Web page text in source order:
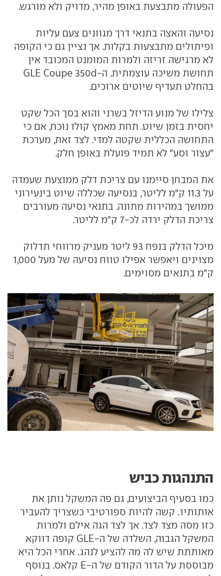
הפעולה מתבצעת באופן מהיר, מדויק ולא מורגש.
נסיעה והאצה בתנאי דרך מגוונים צעם עליות
ופיתולים מתבצעות בקלות. אך נציין גם כי הקופה
לא מרגישה זריזה ולמרות המומנט המכובד אין
תחושת משיכה עוצמתית. ה-GLE Coupe 350d
בהחלט תעדיף שיוטים ארוכים.
צלילו של מנוע הדיזל בשרני והוא בסך הכל שקט
יחסית בזמן שיוט. תחת מאמץ קולו נוכח, אם כי
התחושה הכללית שקטה למדי. לצד זאת, מערכת
"עצור וסע" לא תמיד פועלת באופן חלק.
את המבחן סיימנו עם צריכת דלק ממוצעת שעמדה
על 11.3 ק"מ לליטר, בנסיעה שכללה שיוט בינעירוני
ממושך במהירות מתונה. בתנאי נסיעה מעורבים
צריכת הדלק ירדה לכ-7 ק"מ לליטר.
מיכל הדלק בנפח 93 ליטר מעניק מרווחי תדלוק
מצוינים ויאפשר אפילו טווח נסיעה של מעל 1,000
ק"מ בתנאים מסוימים.
התנהגות כביש
כמו בסעיף הביצועים, גם פה המשקל נותן את
אותותיו. קשה להיות ספורטיבי כשצריך להעביר
כזו מסה מצד לצד. אך לצד הגה אילם ולמרות
המשקל הגבוה, השלדה של ה-GLE קופה דווקא
מאותתת שיש לה מה להציע לנהג. אחרי הכל היא
מבוססת על הדור הקודם של ה-E קלאס. בנוסף